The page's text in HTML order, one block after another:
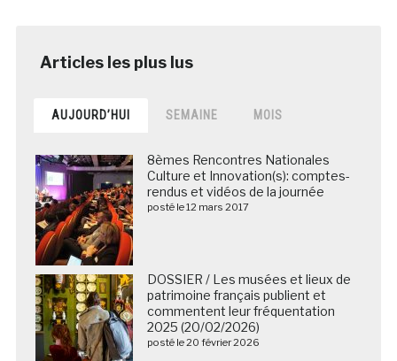
AUJOURD’HUI SEMAINE MOIS
8èmes Rencontres Nationales
Culture et Innovation(s): comptes-
rendus et vidéos de la journée
posté le 12 mars 2017
DOSSIER / Les musées et lieux de
patrimoine français publient et
commentent leur fréquentation
2025 (20/02/2026)
posté le 20 février 2026